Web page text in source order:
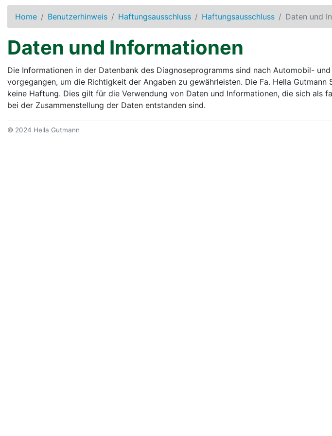
Home Benutzerhinweis Haftungsausschluss Haftungsausschluss Daten und
Daten und Informationen
Die Informationen in der Datenbank des Diagnoseprogramms sind nach Automobil-
vorgegangen, um die Richtigkeit der Angaben zu gewährleisten. Die Fa. Hella Gutmann
keine Haftung. Dies gilt für die Verwendung von Daten und Informationen, die sich
bei der Zusammenstellung der Daten entstanden sind.
© 2024 Hella Gutmann